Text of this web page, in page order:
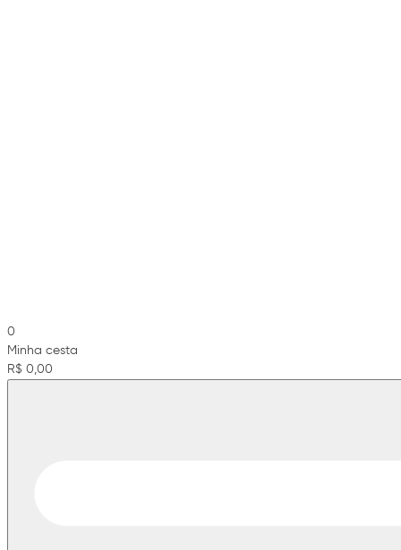
0
Minha cesta
R$ 0,00